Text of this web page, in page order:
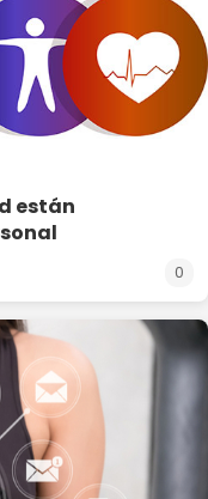
están
0